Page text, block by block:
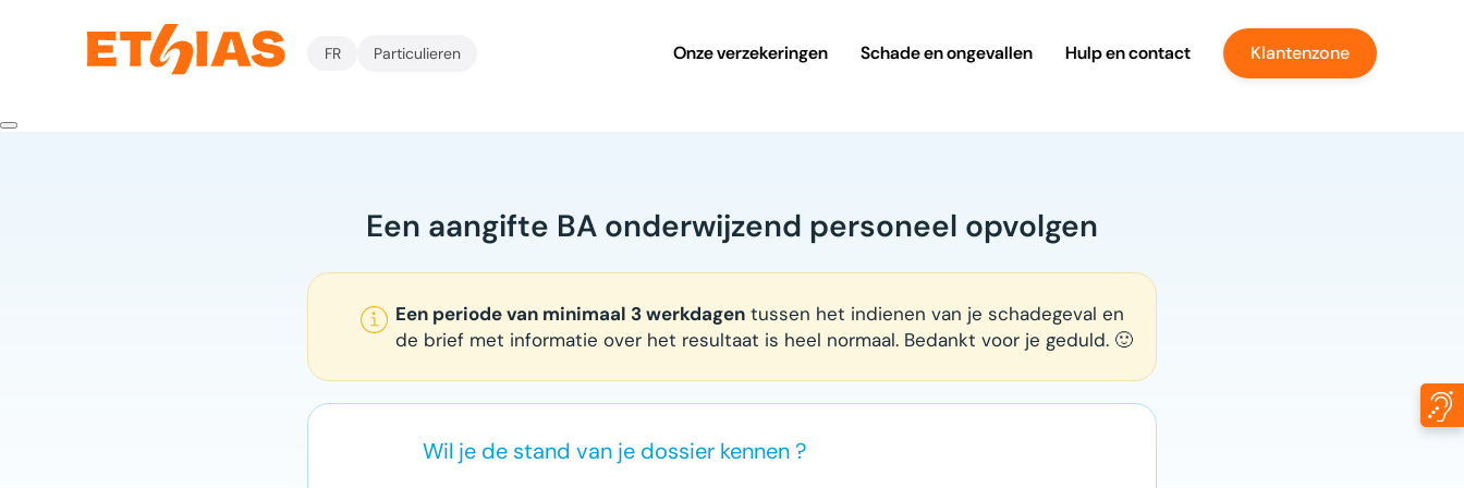
FR Particulieren Onze verzekeringen Schade en ongevallen Hulp en contact Klantenzone
Een aangifte BA onderwijzend personeel opvolgen
Een periode van minimaal 3 werkdagen tussen het indienen van je schadegeval en
de brief met informatie over het resultaat is heel normaal. Bedankt voor je geduld. 🙂
Wil je de stand van je dossier kennen ?